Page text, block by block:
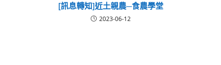
[訊息轉知]近土親農─食農學堂
2023-06-12